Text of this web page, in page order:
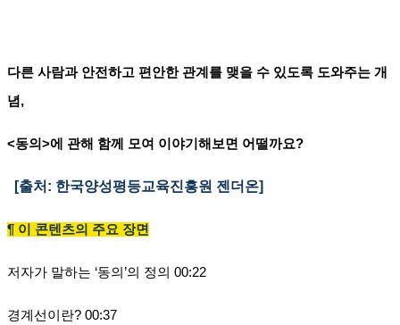
다른 사람과 안전하고 편안한 관계를 맺을 수 있도록 도와주는 개
념,
<동의>에 관해 함께 모여 이야기해보면 어떨까요?
[출처: 한국양성평등교육진흥원 젠더온]
¶ 이 콘텐츠의 주요 장면
저자가 말하는 ‘동의 ’의 정의 00:22
경계선이란? 00:37